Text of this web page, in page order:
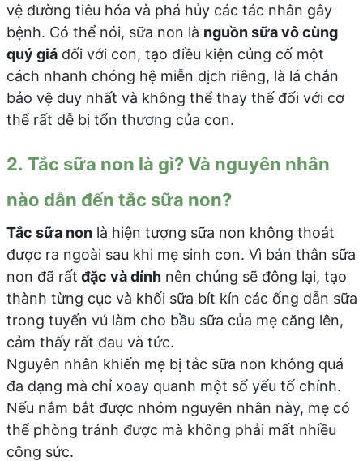
vệ đường tiêu hóa và phá hủy các tác nhân gây
bệnh. Có thể nói, sữa non là nguồn sữa vô cùng
quý giáđối với con, tạo điều kiện củng cố một
cách nhanh chóng hệ miễn dịch riêng, là lá chắn
bảo vệ duy nhất và không thể thay thế đối với cơ
thể rất dễ bị tổn thương của con.
2. Tắc sữa non là gì? Và nguyên nhân
nào dẫn đến tắc sữa non?
Tắc sữa nonlà hiện tượng sữa non không thoát
được ra ngoài sau khi mẹ sinh con. Vì bản thân sữa
non đã rất đặc và dínhnên chúng sẽ đông lại, tạo
thành từng cục và khối sữa bít kín các ống dẫn sữa
trong tuyến vú làm cho bầu sữa của mẹ căng lên,
cảm thấy rất đau và tức.
Nguyên nhân khiến mẹ bị tắc sữa non không quá
đa dạng mà chỉ xoay quanh một số yếu tố chính.
Nếu nắm bắt được nhóm nguyên nhân này, mẹ có
thể phòng tránh được mà không phải mất nhiều
công sức.​